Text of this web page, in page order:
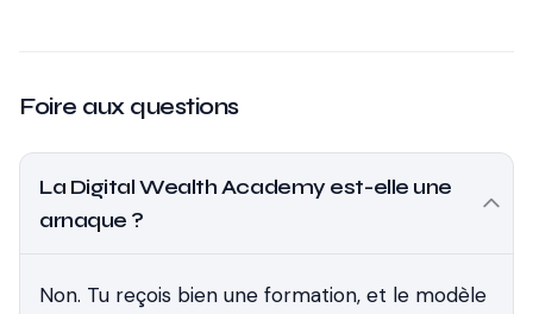
Foire aux questions
La Digital Wealth Academy est-elle une
arnaque ?
Non. Tu reçois bien une formation, et le modèle